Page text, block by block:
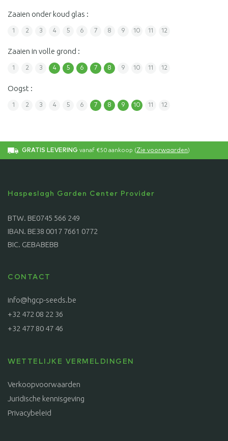
Zaaien onder koud glas :
1 2 3 4 5 6 7 8 9 10 11 12
Zaaien in volle grond :
1 2 3 4 5 6 7 8 9 10 11 12
Oogst :
1 2 3 4 5 6 7 8 9 10 11 12
GRATIS LEVERING vanaf €50 aankoop (Zie voorwaarden)
Haspeslagh Garden Center Provider
BTW. BE0745 566 249
IBAN. BE38 0017 7661 0772
BIC. GEBABEBB
CONTACT
info@hgcp-seeds.be
+32 472 08 22 36
+32 477 80 47 46
WETTELIJKE VERMELDINGEN
Verkoopvoorwaarden
Juridische kennisgeving
Privacybeleid